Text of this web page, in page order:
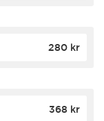
280 kr
368 kr